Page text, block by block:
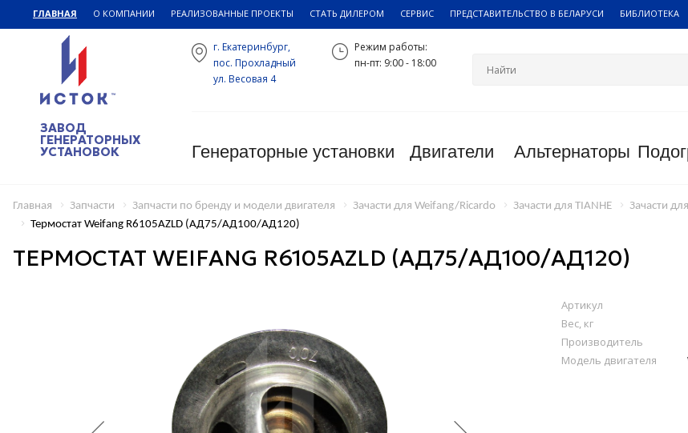
ГЛАВНАЯ О КОМПАНИИ РЕАЛИЗОВАННЫЕ ПРОЕКТЫ СТАТЬ ДИЛЕРОМ СЕРВИС ПРЕДСТАВИТЕЛЬСТВО В БЕЛАРУСИ БИБЛИОТЕКА
ЗАВОД
ГЕНЕРАТОРНЫХ
УСТАНОВОК
г. Екатеринбург,
пос. Прохладный
ул. Весовая 4
Режим работы:
пн-пт: 9:00 - 18:00
Генераторные установки Двигатели Альтернаторы
Главная Запчасти Запчасти по бренду и модели двигателя Зачасти для Weifang/Ricardo Зачасти для TIANHE
Зачасти
Термостат Weifang R6105AZLD (АД75/АД100/АД120)
ТЕРМОСТАТ WEIFANG R6105AZLD (АД75/АД100/АД120)
Артикул
Вес, кг
Производитель
Модель двигателя